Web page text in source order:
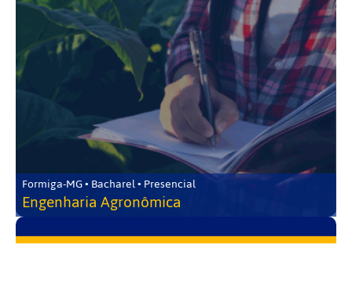
Formiga-MG • Bacharel • Presencial
Engenharia Agronômica